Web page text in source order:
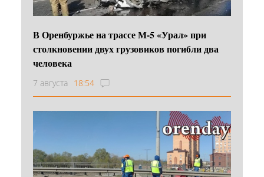
В Оренбуржье на трассе М-5 «Урал» при
столкновении двух грузовиков погибли два
человека
7 августа 18:54